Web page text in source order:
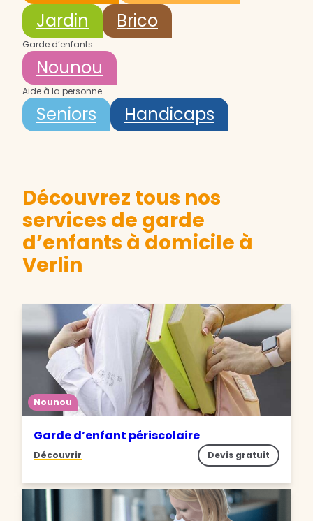
Jardin
Brico
Garde d’enfants
Nounou
Aide à la personne
Seniors Handicaps
Découvrez tous nos
services de garde
d’enfants à domicile à
Verlin
Nounou
Garde d’enfant périscolaire
Découvrir Devis gratuit